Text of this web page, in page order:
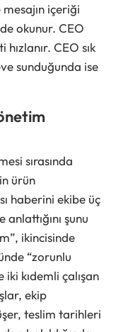
içeriği
okunur. CEO
CEO sık
sunduğunda ise
sırasında
ürün
haberini ekibe üç
şunu
ikincisinde
“zorunlu
kıdemli çalışan
ekip
teslim tarihleri